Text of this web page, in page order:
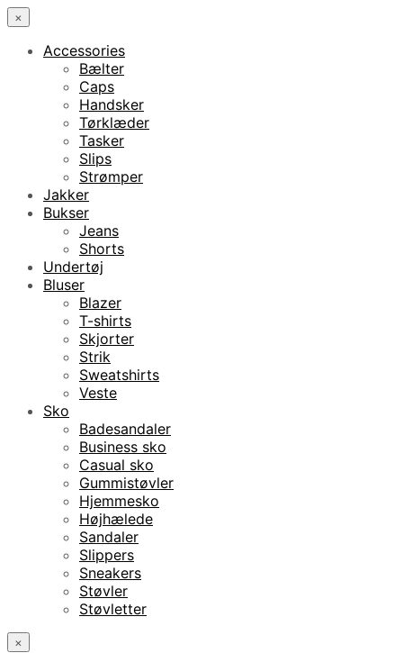
×
Accessories
Bælter
Caps
Handsker
Tørklæder
Tasker
Slips
Strømper
Jakker
Bukser
Jeans
Shorts
Undertøj
Bluser
Blazer
T-shirts
Skjorter
Strik
Sweatshirts
Veste
Sko
Badesandaler
Business sko
Casual sko
Gummistøvler
Hjemmesko
Højhælede
Sandaler
Slippers
Sneakers
Støvler
Støvletter
×